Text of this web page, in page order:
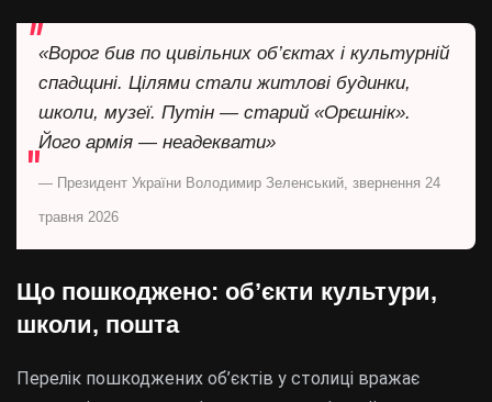
«Ворог бив по цивільних об’єктах і культурній
спадщині. Цілями стали житлові будинки,
школи, музеї. Путін — старий «Орєшнік».
Його армія — неадеквати»
— Президент України Володимир Зеленський, звернення 24
травня 2026
Що пошкоджено: об’єкти культури,
школи, пошта
Перелік пошкоджених об’єктів у столиці вражає